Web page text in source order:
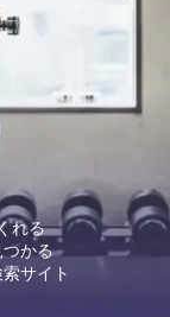
れる
かる
サイト